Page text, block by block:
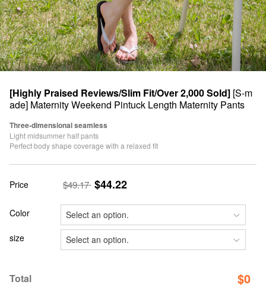
[Highly Praised Reviews/Slim Fit/Over 2,000 Sold] [S-m
ade] Maternity Weekend Pintuck Length Maternity Pants
Three-dimensional seamless
Light midsummer half pants
Perfect body shape coverage with a relaxed fit
Price $49.17 $44.22
Color
size
Total $0